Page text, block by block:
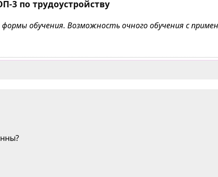
3 по трудоустройству
обучения. Возможность очного обучения с